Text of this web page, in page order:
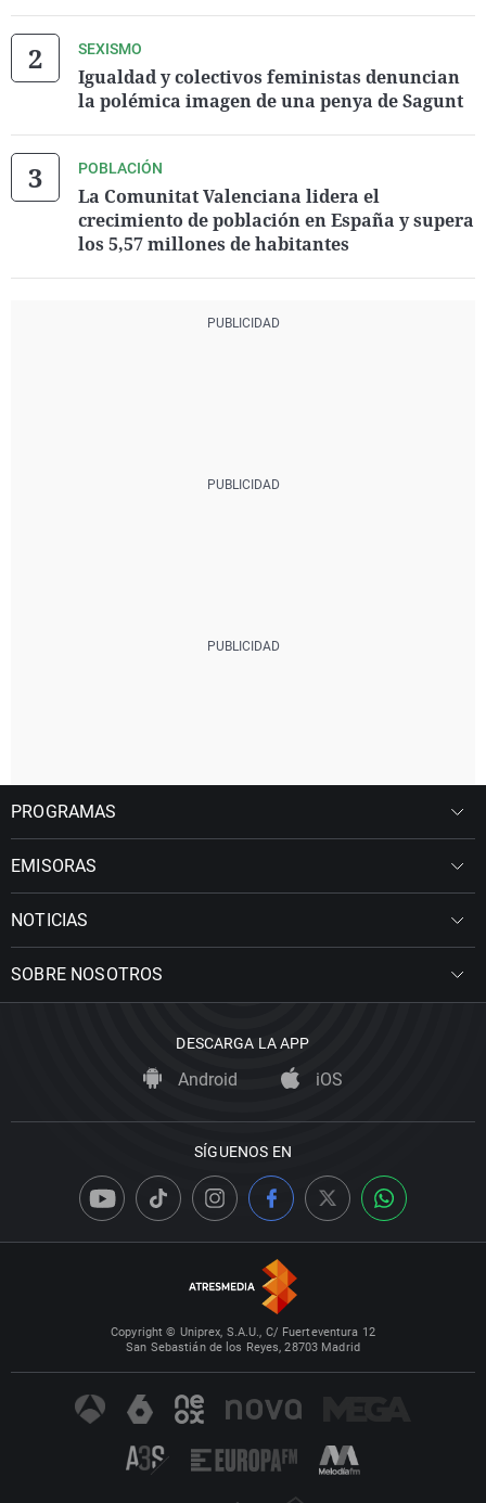
SEXISMO
Igualdad y colectivos feministas denuncian
la polémica imagen de una penya de Sagunt
POBLACIÓN
La Comunitat Valenciana lidera el
crecimiento de población en España y supera
los 5,57 millones de habitantes
PROGRAMAS
EMISORAS
NOTICIAS
SOBRE NOSOTROS
DESCARGA LA APP
Android iOS
SÍGUENOS EN
Copyright © Uniprex, S.A.U., C/ Fuerteventura 12
San Sebastián de los Reyes, 28703 Madrid